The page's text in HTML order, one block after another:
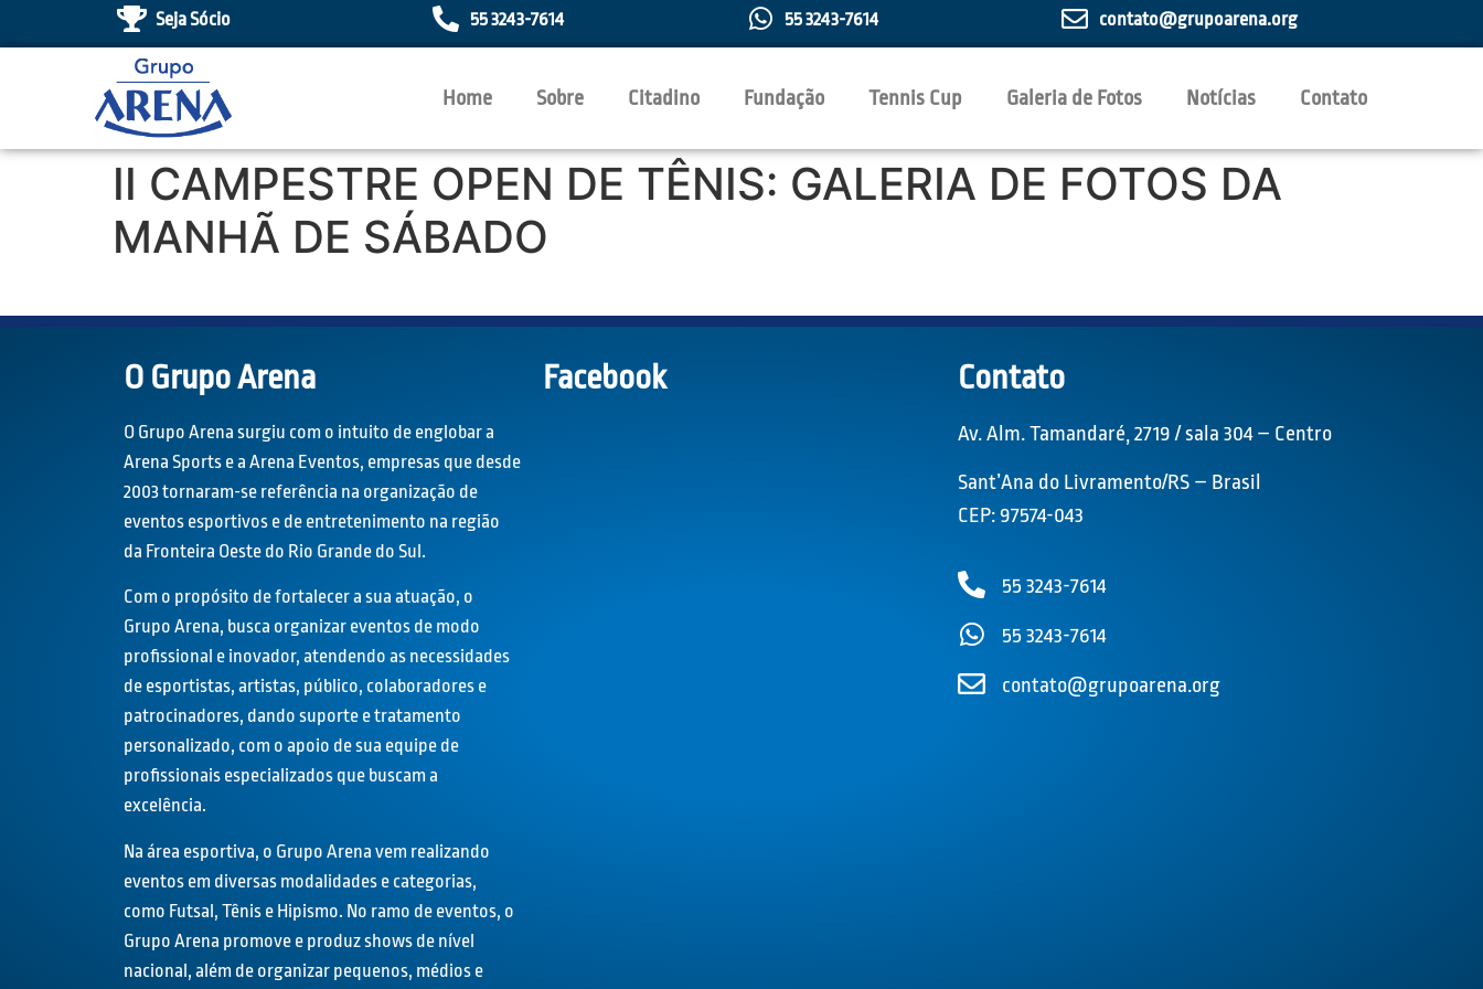
Seja Sócio 55 3243-7614 55 3243-7614 contato@grupoarena.org
Home Sobre Citadino Fundação Tennis Cup Galeria de Fotos Notícias Contato
II CAMPESTRE OPEN DE TÊNIS: GALERIA DE FOTOS DA
MANHÃ DE SÁBADO
O Grupo Arena
O Grupo Arena surgiu com o intuito de englobar a
Arena Sports e a Arena Eventos, empresas que desde
2003 tornaram-se referência na organização de
eventos esportivos e de entretenimento na região
da Fronteira Oeste do Rio Grande do Sul.
Com o propósito de fortalecer a sua atuação, o
Grupo Arena, busca organizar eventos de modo
profissional e inovador, atendendo as necessidades
de esportistas, artistas, público, colaboradores e
patrocinadores, dando suporte e tratamento
personalizado, com o apoio de sua equipe de
profissionais especializados que buscam a
excelência.
Na área esportiva, o Grupo Arena vem realizando
eventos em diversas modalidades e categorias,
como Futsal, Tênis e Hipismo. No ramo de eventos, o
Grupo Arena promove e produz shows de nível
nacional, além de organizar pequenos, médios e
Facebook Contato
Av. Alm. Tamandaré, 2719 / sala 304 – Centro
Sant’Ana do Livramento/RS – Brasil
CEP: 97574-043
55 3243-7614
55 3243-7614
contato@grupoarena.org